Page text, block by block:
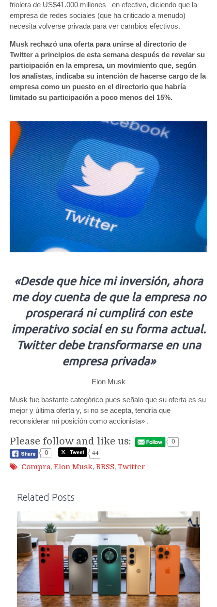
friolera de US$41.000 millones en efectivo, diciendo que la
empresa de redes sociales (que ha criticado a menudo)
necesita volverse privada para ver cambios efectivos.
Musk rechazó una oferta para unirse al directorio de
Twitter a principios de esta semana después de revelar su
participación en la empresa, un movimiento que, según
los analistas, indicaba su intención de hacerse cargo de la
empresa como un puesto en el directorio que habría
limitado su participación a poco menos del 15%.
«Desde que hice mi inversión, ahora
me doy cuenta de que la empresa no
prosperará ni cumplirá con este
imperativo social en su forma actual.
Twitter debe transformarse en una
empresa privada»
Elon Musk
Musk fue bastante categórico pues señalo que su oferta es su
mejor y última oferta y, si no se acepta, tendría que
reconsiderar mi posición como accionista» .
Please follow and like us:
0
0
44
Compra, Elon Musk, RRSS, Twitter
Related Posts